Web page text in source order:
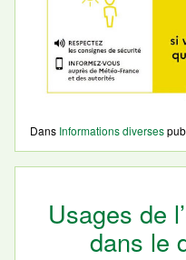
Dans Informations diverses
Usages de
dans le